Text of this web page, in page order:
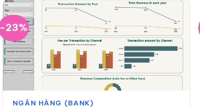
-23%
NGÂN HÀNG (BANK)